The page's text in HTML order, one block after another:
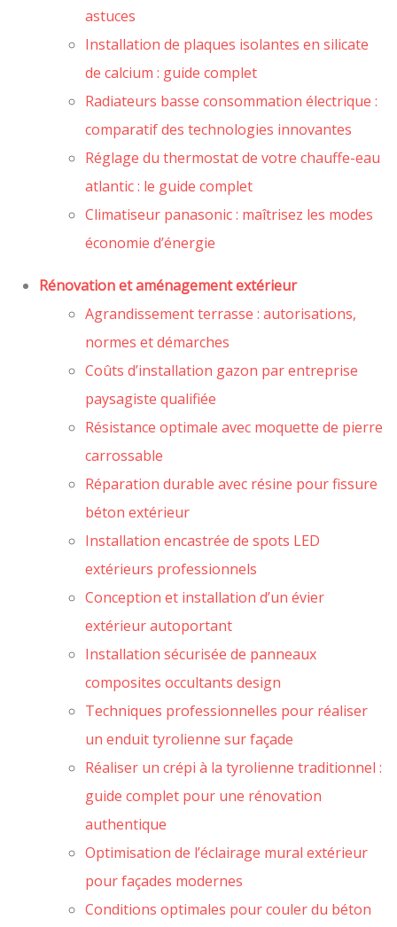
astuces
Installation de plaques isolantes en silicate
de calcium : guide complet
Radiateurs basse consommation électrique :
comparatif des technologies innovantes
Réglage du thermostat de votre chauffe-eau
atlantic : le guide complet
Climatiseur panasonic : maîtrisez les modes
économie d’énergie
Rénovation et aménagement extérieur
Agrandissement terrasse : autorisations,
normes et démarches
Coûts d’installation gazon par entreprise
paysagiste qualifiée
Résistance optimale avec moquette de pierre
carrossable
Réparation durable avec résine pour fissure
béton extérieur
Installation encastrée de spots LED
extérieurs professionnels
Conception et installation d’un évier
extérieur autoportant
Installation sécurisée de panneaux
composites occultants design
Techniques professionnelles pour réaliser
un enduit tyrolienne sur façade
Réaliser un crépi à la tyrolienne traditionnel :
guide complet pour une rénovation
authentique
Optimisation de l’éclairage mural extérieur
pour façades modernes
Conditions optimales pour couler du béton